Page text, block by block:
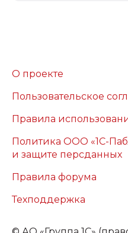
О проекте
Пользовательское
Правила
Политика ООО «1С-
и защите персданных
Правила форума
Техподдержка